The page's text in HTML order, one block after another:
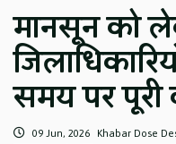
मानसून को
समय पर पूरी
09 Jun, 2026 Khabar Dose